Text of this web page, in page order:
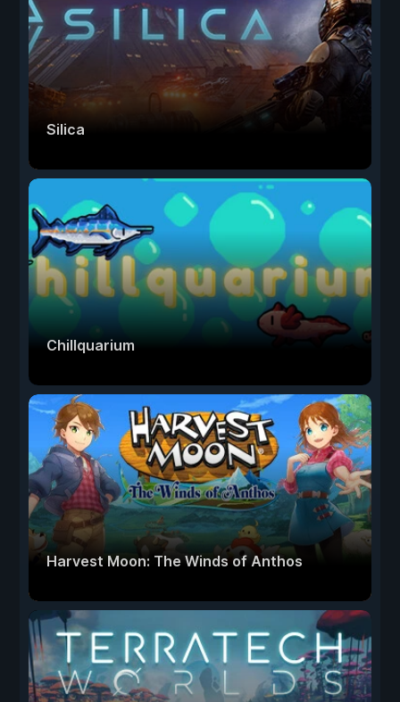
Silica
Chillquarium
Harvest Moon: The Winds of Anthos